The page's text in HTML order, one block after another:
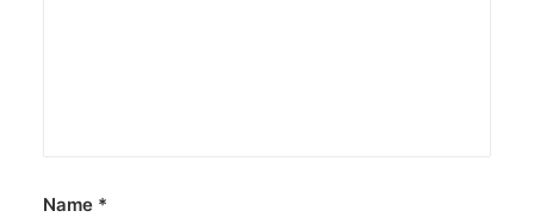
Name *